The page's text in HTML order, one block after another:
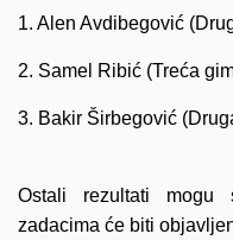
1. Alen Avdibegović
2. Samel Ribić (Treća
3. Bakir Širbegović
Ostali rezultati
zadacima će biti